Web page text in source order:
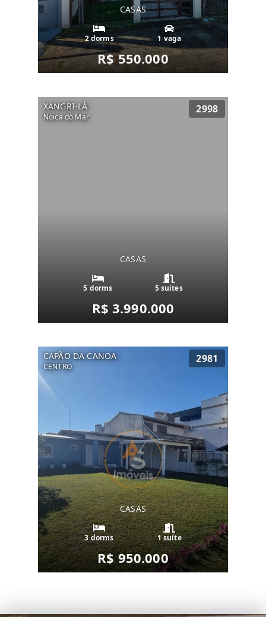
CASAS
2 dorms 1 vaga
R$ 550.000
XANGRI-LÁ
Noica do Mar
2998
CASAS
5 dorms 5 suítes
R$ 3.990.000
CAPÃO DA CANOA
CENTRO
2981
CASAS
3 dorms 1 suíte
R$ 950.000